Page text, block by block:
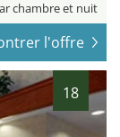
chambre et nuit
l'offre
18